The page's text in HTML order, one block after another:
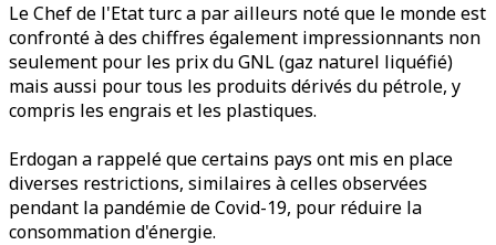
Le Chef de l'Etat turc a par ailleurs noté que le monde est
confronté à des chiffres également impressionnants non
seulement pour les prix du GNL (gaz naturel liquéfié)
mais aussi pour tous les produits dérivés du pétrole, y
compris les engrais et les plastiques.
Erdogan a rappelé que certains pays ont mis en place
diverses restrictions, similaires à celles observées
pendant la pandémie de Covid-19, pour réduire la
consommation d'énergie.